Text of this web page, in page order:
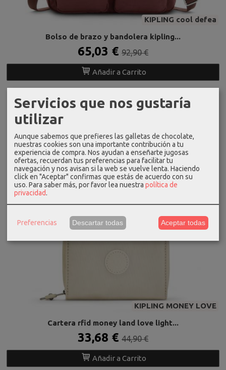
KIPLING cool defea
Bolso de brazo y bandolera kipling...
65,03 € 92,90 €
Añadir a Carrito
KIPLING MONEY LOVE
Cartera rfid money land love light...
33,68 € 44,90 €
Añadir a Carrito
Servicios que nos gustaría
utilizar
Aunque sabemos que prefieres las galletas de chocolate,
nuestras cookies son una importante contribución a tu
experiencia de compra. Nos ayudan a enseñarte jugosas
ofertas, recuerdan tus preferencias para facilitar tu
navegación y nos avisan si la web se vuelve lenta. Haciendo
click en "Aceptar" confirmas que estás de acuerdo con su
uso. Para saber más, por favor lea nuestra política de
privacidad.
Preferencias Descartar todas Aceptar todas